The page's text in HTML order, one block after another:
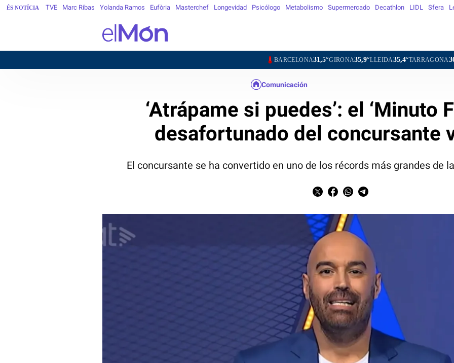
ÉS NOTÍCIA TVE Marc Ribas Yolanda Ramos Eufòria Masterchef Longevidad Psicólogo Metabolismo Supermercado Decathlon LIDL Sfera
31,5°GIRONA35,9°LLEIDA35,4°TARRAGONA30,8°TORTOSA
Comunicación
‘Atrápame si puedes’: el ‘Minuto
desafortunado del concursante
El concursante se ha convertido en uno de los récords más grandes de